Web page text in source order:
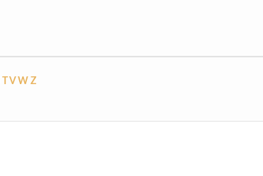
V W Z